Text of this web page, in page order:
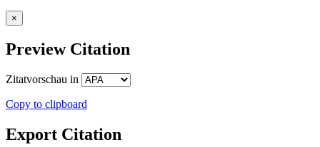
×
Preview Citation
Zitatvorschau in
Copy to clipboard
Export Citation